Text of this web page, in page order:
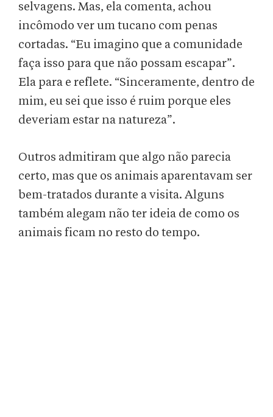
selvagens. Mas, ela comenta, achou
incômodo ver um tucano com penas
cortadas. “Eu imagino que a comunidade
faça isso para que não possam escapar”.
Ela para e reflete. “Sinceramente, dentro de
mim, eu sei que isso é ruim porque eles
deveriam estar na natureza”.
Outros admitiram que algo não parecia
certo, mas que os animais aparentavam ser
bem-tratados durante a visita. Alguns
também alegam não ter ideia de como os
animais ficam no resto do tempo.